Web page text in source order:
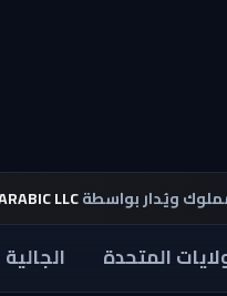
ويُدار بواسطةLLC
المتحدة